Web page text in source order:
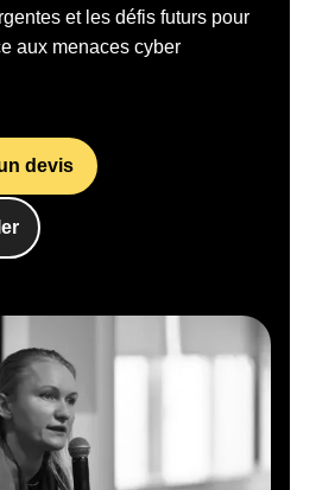
et les défis futurs pour
aux menaces cyber
devis